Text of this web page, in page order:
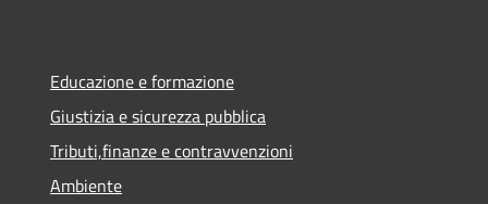
Educazione e formazione
Giustizia e sicurezza pubblica
Tributi,finanze e contravvenzioni
Ambiente